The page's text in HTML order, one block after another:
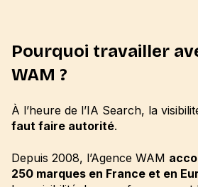
Pourquoi travailler
WAM ?
À l’heure de l’IA Search, la
faut faire autorité.
Depuis 2008, l’Agence WAM
250 marques en France et en